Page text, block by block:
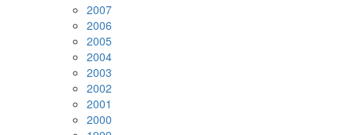
2007
2006
2005
2004
2003
2002
2001
2000